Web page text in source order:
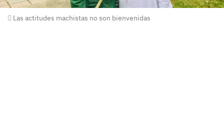
Las actitudes machistas no son bienvenidas